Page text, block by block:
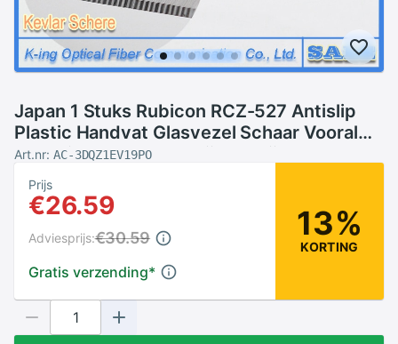
Japan 1 Stuks Rubicon RCZ-527 Antislip
Plastic Handvat Glasvezel Schaar Vooral
Gebruikt Voor Kevlar Lijn 'S snijden
Art.nr: AC-3DQZ1EV19PO
Prijs
€26.59
Gratis verzending*
Adviesprijs:€30.59 13%
KORTING